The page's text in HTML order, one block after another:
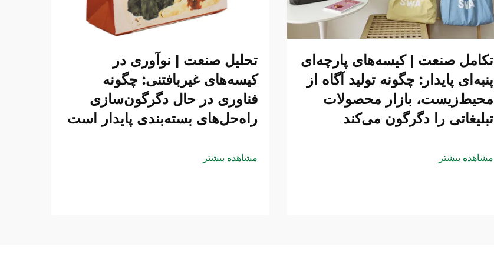
تکامل صنعت | کیسه‌های پارچه‌ای
پنبه‌ای پایدار: چگونه تولید آگاه از
محیط‌زیست، بازار محصولات
تبلیغاتی را دگرگون می‌کند
مشاهده بیشتر
تحلیل صنعت | نوآوری در
کیسه‌های غیربافتنی: چگونه
فناوری در حال دگرگون‌سازی
راه‌حل‌های بسته‌بندی پایدار است
مشاهده بیشتر